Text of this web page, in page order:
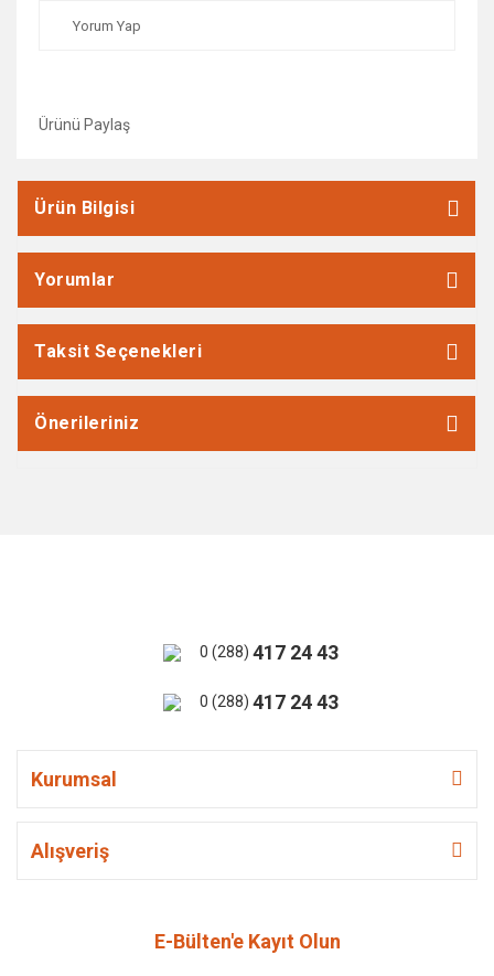
Yorum Yap
Ürünü Paylaş
Ürün Bilgisi
Yorumlar
Taksit Seçenekleri
Önerileriniz
0 (288) 417 24 43
0 (288) 417 24 43
Kurumsal
Alışveriş
E-Bülten'e Kayıt Olun